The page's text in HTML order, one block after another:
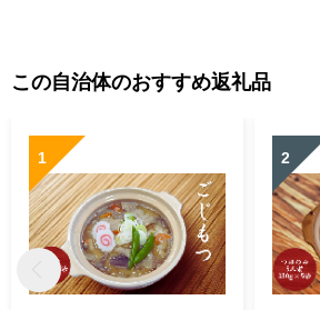
この自治体のおすすめ返礼品
1 2